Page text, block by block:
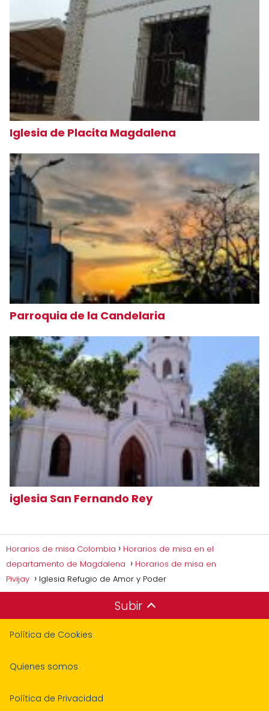
Iglesia de Placita Magdalena
Parroquia de la Candelaria
iglesia San Fernando Rey
Horarios de misa Colombia
Horarios de misa en el
departamento de Magdalena
Horarios de misa en
Pivijay
Iglesia Refugio de Amor y Poder
Subir
Política de Cookies
Quienes somos
Política de Privacidad